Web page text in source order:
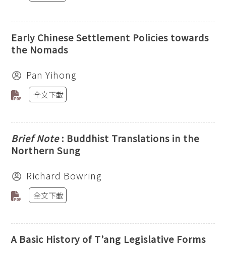
Early Chinese Settlement Policies towards
the Nomads
Pan Yihong
全文下載
Brief Note: Buddhist Translations in the
Northern Sung
Richard Bowring
全文下載
A Basic History of T’ang Legislative Forms